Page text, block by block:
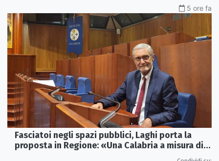
5 ore fa
Fasciatoi negli spazi pubblici, Laghi porta la
proposta in Regione: «Una Calabria a misura di